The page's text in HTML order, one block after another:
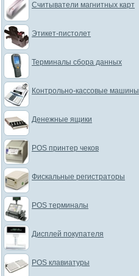
Считыватели магнитных карт
Этикет-пистолет
Терминалы сбора данных
Контрольно-кассовые машины
Денежные ящики
POS принтер чеков
Фискальные регистраторы
POS терминалы
Дисплей покупателя
POS клавиатуры